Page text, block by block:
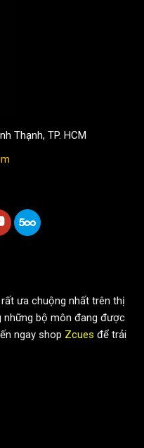
Thạnh, TP. HCM
ưa chuộng nhất trên thị
những bộ môn đang được
ngay shop Zcues để trải